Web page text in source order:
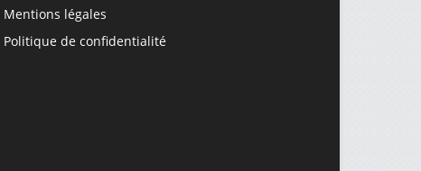
Mentions légales
Politique de confidentialité